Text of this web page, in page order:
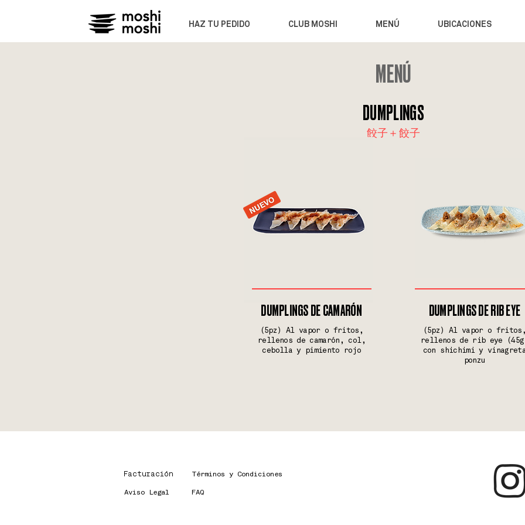
HAZ TU PEDIDO CLUB MOSHI MENÚ UBICACIONES
MENÚ
DUMPLINGS
餃子＋餃子
DUMPLINGS DE CAMARÓN DUMPLINGS DE RIB EYE
(5pz) Al vapor o fritos,
rellenos de camarón, col,
cebolla y pimiento rojo
(5pz) Al vapor o fritos,
rellenos de rib eye
con shichimi y
ponzu
Facturación Términos y Condiciones
Aviso Legal FAQ